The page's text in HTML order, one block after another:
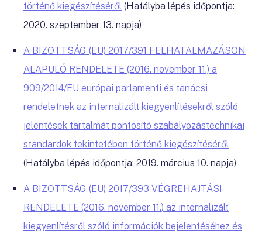
történő kiegészítéséről (Hatályba lépés időpontja:
2020. szeptember 13. napja)
A BIZOTTSÁG (EU) 2017/391 FELHATALMAZÁSON
ALAPULÓ RENDELETE (2016. november 11.) a
909/2014/EU európai parlamenti és tanácsi
rendeletnek az internalizált kiegyenlítésekről szóló
jelentések tartalmát pontosító szabályozástechnikai
standardok tekintetében történő kiegészítéséről
(Hatályba lépés időpontja: 2019. március 10. napja)
A BIZOTTSÁG (EU) 2017/393 VÉGREHAJTÁSI
RENDELETE (2016. november 11.) az internalizált
kiegyenlítésről szóló információk bejelentéséhez és